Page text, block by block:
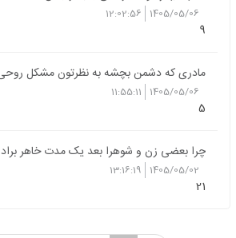
1405/05/06
12:02:56
9
مادری که دشمن بچشه به نظرتون مشکل
1405/05/06
11:55:11
5
چرا بعضی زن و شوهرا بعد یک مدت خاهر
1405/05/02
13:16:19
21